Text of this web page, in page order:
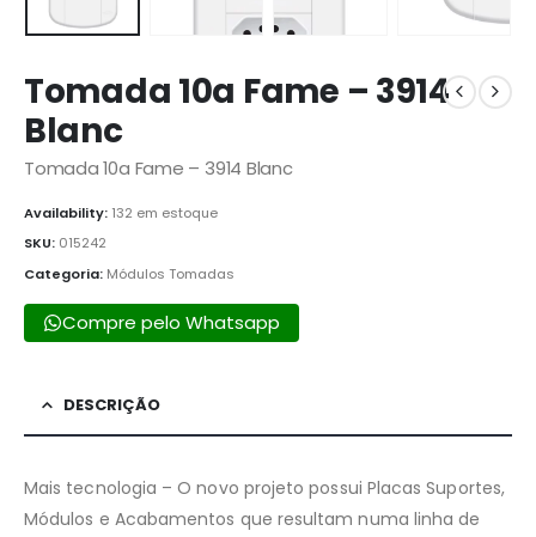
Tomada 10a Fame – 3914
Blanc
Tomada 10a Fame – 3914 Blanc
Availability: 132 em estoque
SKU: 015242
Categoria: Módulos Tomadas
Compre pelo Whatsapp
DESCRIÇÃO
Mais tecnologia – O novo projeto possui Placas Suportes,
Módulos e Acabamentos que resultam numa linha de